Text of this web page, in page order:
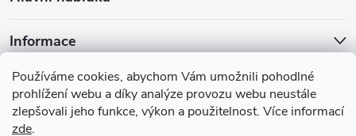
Používáme cookies, abychom Vám umožnili pohodlné
prohlížení webu a díky analýze provozu webu neustále
zlepšovali jeho funkce, výkon a použitelnost. Více informací
zde.
Informace
Blog